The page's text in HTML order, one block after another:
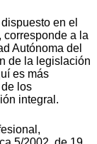
en el
corresponde a la
Autónoma del
de la legislación
es más
los
integral.